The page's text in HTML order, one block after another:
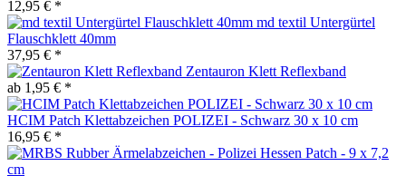
12,95 € *
md textil Untergürtel
Flauschklett 40mm
37,95 € *
Zentauron Klett Reflexband
ab 1,95 € *
HCIM Patch Klettabzeichen POLIZEI - Schwarz 30 x 10 cm
16,95 € *